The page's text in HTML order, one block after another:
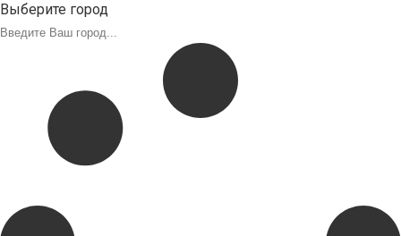
Выберите город